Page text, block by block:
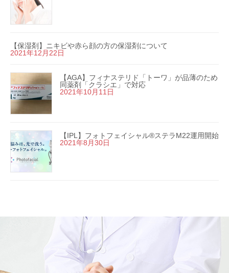
【保湿剤】ニキビや赤ら顔の方の保湿剤について
2021年12月22日
【AGA】フィナステリド「トーワ」が品薄のため
同薬剤「クラシエ」で対応
2021年10月11日
【IPL】フォトフェイシャル®ステラM22運用開始
2021年8月30日